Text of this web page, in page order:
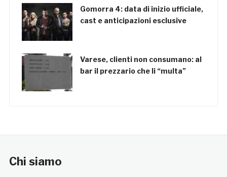
Gomorra 4: data di inizio ufficiale,
cast e anticipazioni esclusive
Varese, clienti non consumano: al
bar il prezzario che li “multa”
Chi siamo